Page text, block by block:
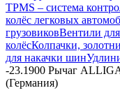
TPMS – система
колёс легковых
грузовиковВентили
колёсКолпачки,
для накачки шин
-23.1900 Рычаг
(Германия)